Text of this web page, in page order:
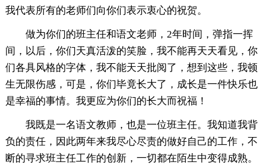
我代表所有的老师们向你们表示衷心的祝贺。
做为你们的班主任和语文老师，2年时间，弹指一挥
间，以后，你们天真活泼的笑脸，我不能再天天看见，你
们各具风格的字体，我不能天天批阅了，想到这些，我顿
生无限伤感，可是，你们毕竟长大了，成长是一件快乐也
是幸福的事情。我更应为你们的长大而祝福！
我既是一名语文教师，也是一位班主任。我知道我背
负的责任，因此两年来我尽心尽责的做好自己的工作，不
断的寻求班主任工作的创新，一切都在陌生中变得成熟。